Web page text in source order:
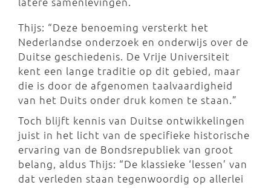
Thijs: “Deze benoeming versterkt het
Nederlandse onderzoek en onderwijs over de
Duitse geschiedenis. De Vrije Universiteit
kent een lange traditie op dit gebied, maar
die is door de afgenomen taalvaardigheid
van het Duits onder druk komen te staan.”
Toch blijft kennis van Duitse ontwikkelingen
juist in het licht van de specifieke historische
ervaring van de Bondsrepubliek van groot
belang, aldus Thijs: “De klassieke ‘lessen’ van
dat verleden staan tegenwoordig op allerlei